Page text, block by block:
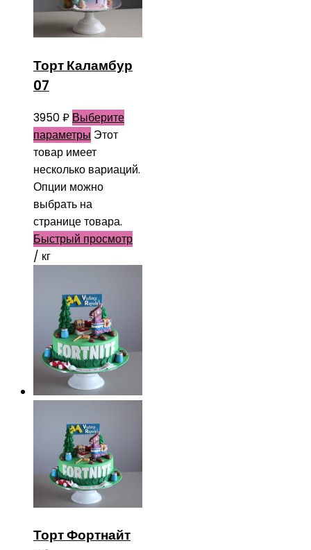
Торт Каламбур
07
3950₽ Выберите
параметры Этот
товар имеет
несколько вариаций.
Опции можно
выбрать на
странице товара.
Быстрый просмотр
/ кг
Торт Фортнайт